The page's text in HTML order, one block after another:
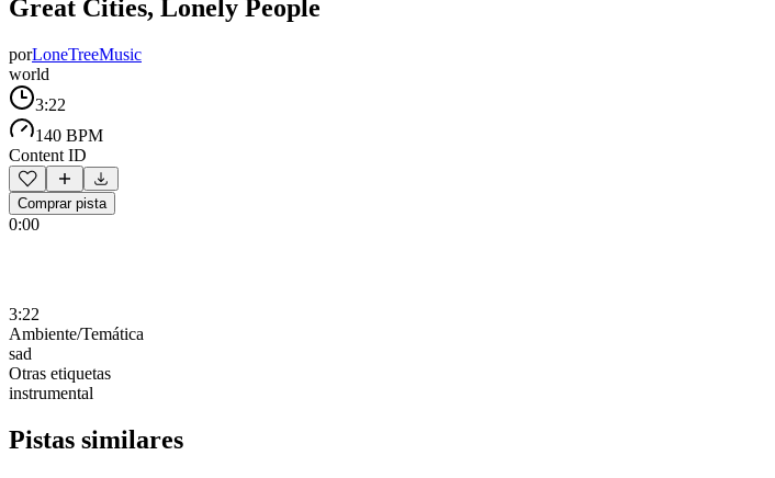
Great Cities, Lonely People
porLoneTreeMusic
world
3:22
140 BPM
Content ID
Comprar pista
0:00
3:22
Ambiente/Temática
sad
Otras etiquetas
instrumental
Pistas similares